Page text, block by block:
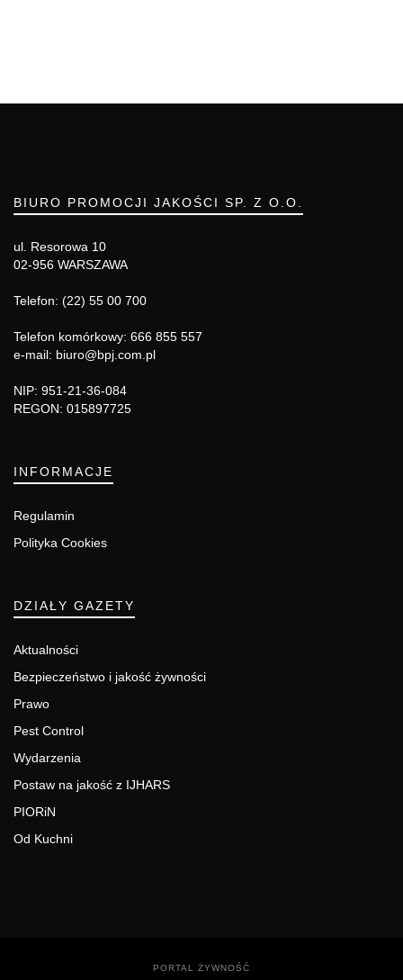
BIURO PROMOCJI JAKOŚCI SP. Z O.O.
ul. Resorowa 10
02-956 WARSZAWA
Telefon: (22) 55 00 700
Telefon komórkowy: 666 855 557
e-mail: biuro@bpj.com.pl
NIP: 951-21-36-084
REGON: 015897725
INFORMACJE
Regulamin
Polityka Cookies
DZIAŁY GAZETY
Aktualności
Bezpieczeństwo i jakość żywności
Prawo
Pest Control
Wydarzenia
Postaw na jakość z IJHARS
PIORiN
Od Kuchni
PORTAL ŻYWNOŚĆ